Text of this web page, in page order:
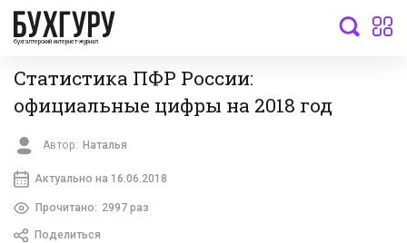
бухгалтерский интернет-журнал
Статистика ПФР России:
официальные цифры на 2018 год
Автор: Наталья
Актуально на 16.06.2018
Прочитано: 2997 раз
Поделиться